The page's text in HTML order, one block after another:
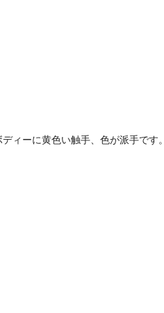
ィーに黄色い触手、色が派手です。